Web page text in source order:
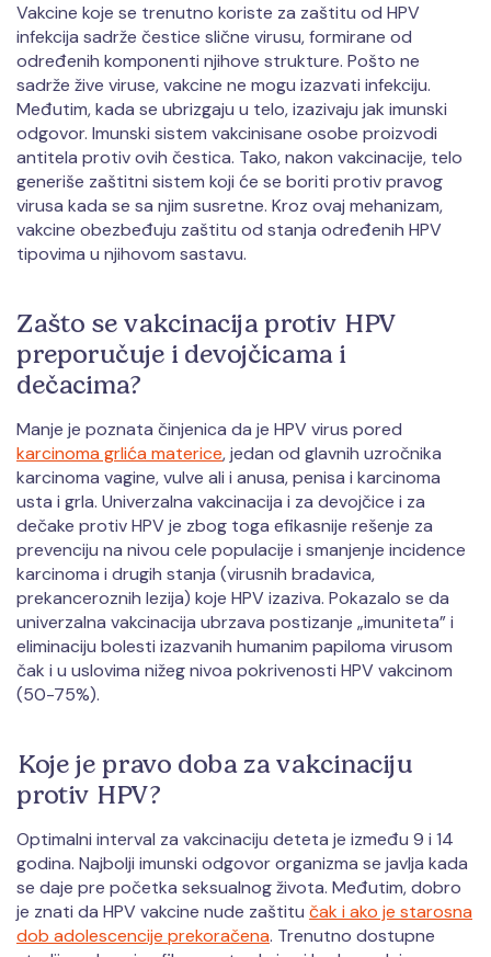
Vakcine koje se trenutno koriste za zaštitu od HPV
infekcija sadrže čestice slične virusu, formirane od
određenih komponenti njihove strukture. Pošto ne
sadrže žive viruse, vakcine ne mogu izazvati infekciju.
Međutim, kada se ubrizgaju u telo, izazivaju jak imunski
odgovor. Imunski sistem vakcinisane osobe proizvodi
antitela protiv ovih čestica. Tako, nakon vakcinacije, telo
generiše zaštitni sistem koji će se boriti protiv pravog
virusa kada se sa njim susretne. Kroz ovaj mehanizam,
vakcine obezbeđuju zaštitu od stanja određenih HPV
tipovima u njihovom sastavu.
Zašto se vakcinacija protiv HPV
preporučuje i devojčicama i
dečacima?
Manje je poznata činjenica da je HPV virus pored
karcinoma grlića materice, jedan od glavnih uzročnika
karcinoma vagine, vulve ali i anusa, penisa i karcinoma
usta i grla. Univerzalna vakcinacija i za devojčice i za
dečake protiv HPV je zbog toga efikasnije rešenje za
prevenciju na nivou cele populacije i smanjenje incidence
karcinoma i drugih stanja (virusnih bradavica,
prekanceroznih lezija) koje HPV izaziva. Pokazalo se da
univerzalna vakcinacija ubrzava postizanje „imuniteta” i
eliminaciju bolesti izazvanih humanim papiloma virusom
čak i u uslovima nižeg nivoa pokrivenosti HPV vakcinom
(50-75%).
Koje je pravo doba za vakcinaciju
protiv HPV?
Optimalni interval za vakcinaciju deteta je između 9 i 14
godina. Najbolji imunski odgovor organizma se javlja kada
se daje pre početka seksualnog života. Međutim, dobro
je znati da HPV vakcine nude zaštitu čak i ako je starosna
dob adolescencije prekoračena. Trenutno dostupne